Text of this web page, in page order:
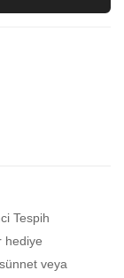
Tespih
hediye
veya